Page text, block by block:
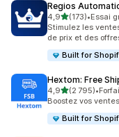
Regios
4,9étoile(s) sur 5
(173)
173 avis au total
•Essai
Stimulez les
de prix et des
Built for
Hextom: Free
4,9étoile(s) sur 5
(2 795)
2795 avis au total
•
Boostez vos
Built for